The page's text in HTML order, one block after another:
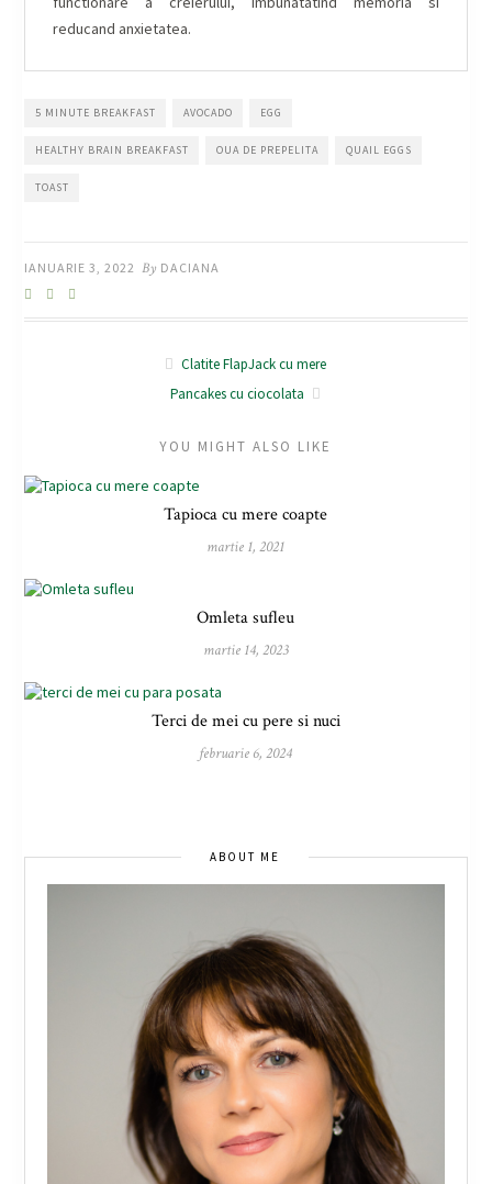
reducand anxietatea.
5 MINUTE BREAKFAST AVOCADO EGG
HEALTHY BRAIN BREAKFAST OUA DE PREPELITA QUAIL EGGS
TOAST
IANUARIE 3, 2022 By DACIANA
Clatite FlapJack cu mere
Pancakes cu ciocolata
YOU MIGHT ALSO LIKE
Tapioca cu mere coapte
martie 1, 2021
Omleta sufleu
martie 14, 2023
Terci de mei cu pere si nuci
februarie 6, 2024
ABOUT ME